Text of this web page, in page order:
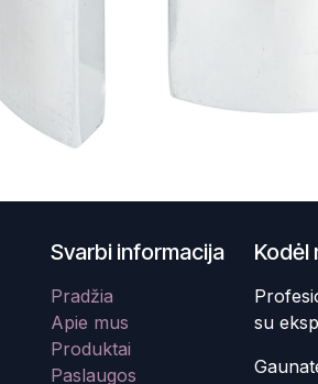
Kodėl
su
Svarbi informacija
Pradžia
Apie mus
Produktai
Paslaugos